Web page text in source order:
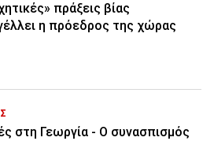
πράξεις βίας
η πρόεδρος της χώρας
στη Γεωργία - Ο συνασπισμός